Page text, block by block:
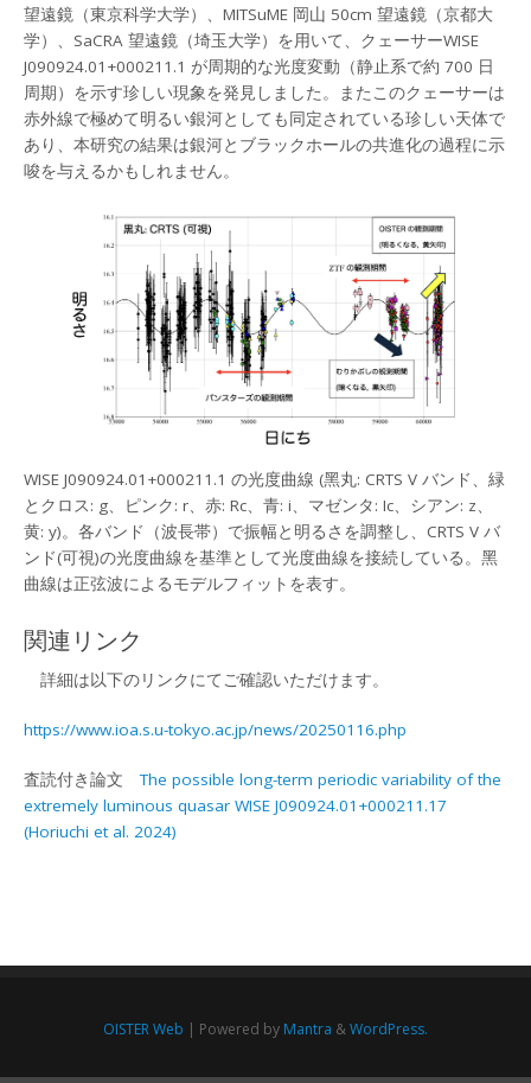
望遠鏡（東京科学⼤学）、MITSuME 岡⼭ 50cm 望遠鏡（京都⼤
学）、SaCRA 望遠鏡（埼⽟⼤学）を⽤いて、クェーサーWISE
J090924.01+000211.1 が周期的な光度変動（静⽌系で約 700 ⽇
周期）を⽰す珍しい現象を発⾒しました。またこのクェーサーは
⾚外線で極めて明るい銀河としても同定されている珍しい天体で
あり、本研究の結果は銀河とブラックホールの共進化の過程に⽰
唆を与えるかもしれません。
WISE J090924.01+000211.1 の光度曲線 (⿊丸: CRTS V バンド、緑
とクロス: g、ピンク: r、⾚: Rc、⻘: i、マゼンタ: Ic、シアン: z、
⻩: y)。各バンド（波⻑帯）で振幅と明るさを調整し、CRTS V バ
ンド(可視)の光度曲線を基準として光度曲線を接続している。⿊
曲線は正弦波によるモデルフィットを表す。
関連リンク
詳細は以下のリンクにてご確認いただけます。
https://www.ioa.s.u-tokyo.ac.jp/news/20250116.php
査読付き論文The possible long-term periodic variability of the
extremely luminous quasar WISE J090924.01+000211.17
(Horiuchi et al. 2024)
OISTER Web | Powered by Mantra &WordPress.